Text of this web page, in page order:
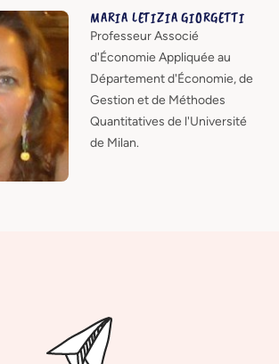
MARIA LETIZIA GIORGETTI
Professeur Associé
d'Économie Appliquée au
Département d'Économie, de
Gestion et de Méthodes
Quantitatives de l'Université
de Milan.